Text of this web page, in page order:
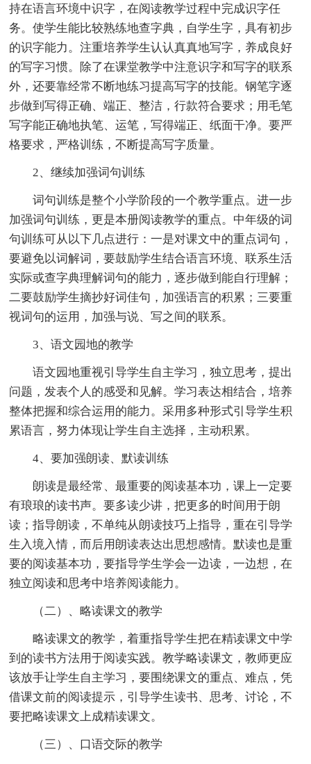
持在语言环境中识字，在阅读教学过程中完成识字任
务。使学生能比较熟练地查字典，自学生字，具有初步
的识字能力。注重培养学生认认真真地写字，养成良好
的写字习惯。除了在课堂教学中注意识字和写字的联系
外，还要靠经常不断地练习提高写字的技能。钢笔字逐
步做到写得正确、端正、整洁，行款符合要求；用毛笔
写字能正确地执笔、运笔，写得端正、纸面干净。要严
格要求，严格训练，不断提高写字质量。
2、继续加强词句训练
词句训练是整个小学阶段的一个教学重点。进一步
加强词句训练，更是本册阅读教学的重点。中年级的词
句训练可从以下几点进行：一是对课文中的重点词句，
要避免以词解词，要鼓励学生结合语言环境、联系生活
实际或查字典理解词句的能力，逐步做到能自行理解；
二要鼓励学生摘抄好词佳句，加强语言的积累；三要重
视词句的运用，加强与说、写之间的联系。
3、语文园地的教学
语文园地重视引导学生自主学习，独立思考，提出
问题，发表个人的感受和见解。学习表达相结合，培养
整体把握和综合运用的能力。采用多种形式引导学生积
累语言，努力体现让学生自主选择，主动积累。
4、要加强朗读、默读训练
朗读是最经常、最重要的阅读基本功，课上一定要
有琅琅的读书声。要多读少讲，把更多的时间用于朗
读；指导朗读，不单纯从朗读技巧上指导，重在引导学
生入境入情，而后用朗读表达出思想感情。默读也是重
要的阅读基本功，要指导学生学会一边读，一边想，在
独立阅读和思考中培养阅读能力。
（二）、略读课文的教学
略读课文的教学，着重指导学生把在精读课文中学
到的读书方法用于阅读实践。教学略读课文，教师更应
该放手让学生自主学习，要围绕课文的重点、难点，凭
借课文前的阅读提示，引导学生读书、思考、讨论，不
要把略读课文上成精读课文。
（三）、口语交际的教学